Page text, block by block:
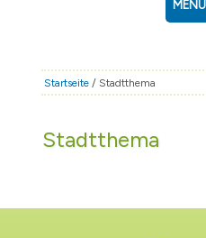
MENU
RATHAUS
FAMILIE &
Startseite / Stadtthema
Stadtthema